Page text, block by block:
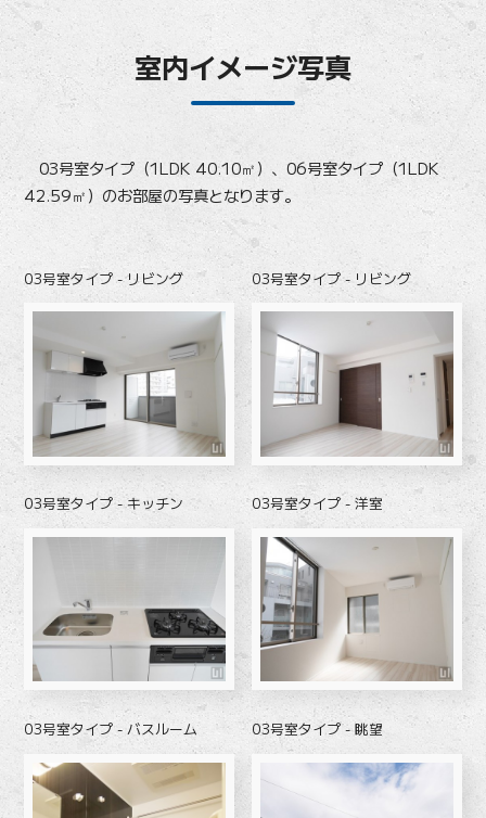
室内イメージ写真
03号室タイプ（1LDK 40.10㎡）、06号室タイプ（1LDK
42.59㎡）のお部屋の写真となります。
03号室タイプ - リビング 03号室タイプ - リビング
03号室タイプ - キッチン 03号室タイプ - 洋室
03号室タイプ - バスルーム 03号室タイプ - 眺望